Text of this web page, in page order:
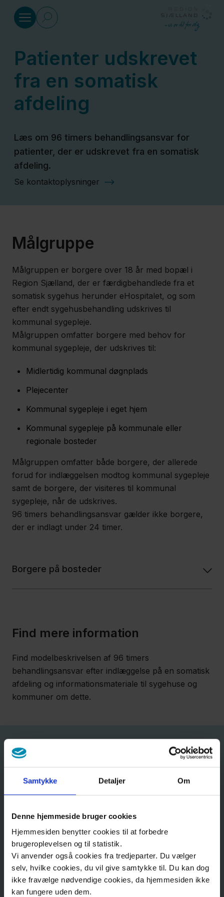
Samtykke Detaljer Om
Denne hjemmeside bruger cookies
Hjemmesiden benytter cookies til at forbedre
brugeroplevelsen og til statistik.
Vi anvender også cookies fra tredjeparter. Du vælger
selv, hvilke cookies, du vil give samtykke til. Du kan dog
ikke fravælge nødvendige cookies, da hjemmesiden ikke
kan fungere uden dem.
Sundhed
Social
Klima
og
miljø
Politik
Job og
uddannelse
Fagfolk
Kontakt
Patienter udskrevet
fra en somatisk
afdeling
Læs om 96 timers behandlingsansvar for
patienter, der er udskrevet fra en somatisk
afdeling.
Se kontaktoplysninger
Målgruppe
Målgruppen er borgere over 18 år med bopæl i
Region Sjælland, der er færdigbehandlede fra et
somatisk sygehus herunder eHospitalet, og som
efter endt sygehusbehandling udskrives til
kommunal sygepleje.
Målgruppen omfatter borgere med behov for
kommunal sygepleje, der udskrives til:
Midlertidig kommunal døgnplads
Plejecenter
Kommunal sygepleje i eget hjem
Kommunal sygepleje på kommunale eller
regionale bosteder
Målgruppen omfatter både borgere, der allerede
forud for indlæggelsen modtog kommunal sygepleje
samt de borgere, der visiteres til kommunal
sygepleje, når de udskrives.
96 timers behandlingsansvar gælder ikke borgere,
der er indlagt under 24 timer.
Borgere på bosteder
Find mere information
Find modelbeskrivelsen af 96 timers
behandlingsansvar efter indlæggelse på en somatisk
afdeling og informationsmateriale til sygehuse og
kommuner om dette.
Læs om:
Informationsmaterialer til kommuner